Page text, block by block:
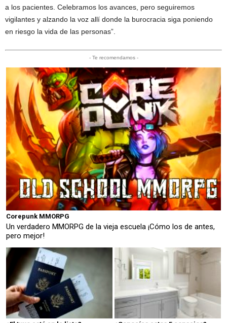
a los pacientes. Celebramos los avances, pero seguiremos
vigilantes y alzando la voz allí donde la burocracia siga poniendo
en riesgo la vida de las personas”.
- Te recomendamos -
Corepunk MMORPG
Un verdadero MMORPG de la vieja escuela ¡Cómo los de antes,
pero mejor!